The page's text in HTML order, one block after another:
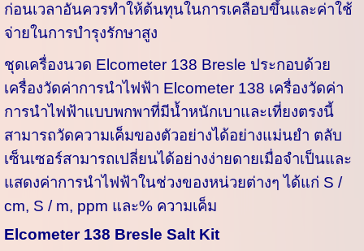
ก่อนเวลาอันควรทำให้ต้นทุนในการเคลือบขึ้นและค่าใช้
จ่ายในการบำรุงรักษาสูง
ชุดเครื่องนวด Elcometer 138 Bresle ประกอบด้วย
เครื่องวัดค่าการนำไฟฟ้า Elcometer 138 เครื่องวัดค่า
การนำไฟฟ้าแบบพกพาที่มีน้ำหนักเบาและเที่ยงตรงนี้
สามารถวัดความเค็มของตัวอย่างได้อย่างแม่นยำ ตลับ
เซ็นเซอร์สามารถเปลี่ยนได้อย่างง่ายดายเมื่อจำเป็นและ
แสดงค่าการนำไฟฟ้าในช่วงของหน่วยต่างๆ ได้แก่ S /
cm, S / m, ppm และ% ความเค็ม
Elcometer 138 Bresle Salt Kit